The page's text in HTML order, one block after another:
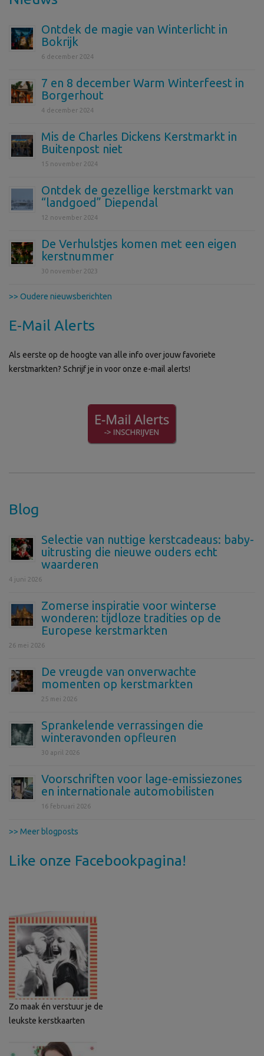
Ontdek de magie van Winterlicht in
Bokrijk
6 december 2024
7 en 8 december Warm Winterfeest in
Borgerhout
4 december 2024
Mis de Charles Dickens Kerstmarkt in
Buitenpost niet
15 november 2024
Ontdek de gezellige kerstmarkt van
“landgoed” Diependal
12 november 2024
De Verhulstjes komen met een eigen
kerstnummer
30 november 2023
>> Oudere nieuwsberichten
E-Mail Alerts
Als eerste op de hoogte van alle info over jouw favoriete
kerstmarkten? Schrijf je in voor onze e-mail alerts!
Blog
Selectie van nuttige kerstcadeaus: baby-
uitrusting die nieuwe ouders echt
waarderen
4 juni 2026
Zomerse inspiratie voor winterse
wonderen: tijdloze tradities op de
Europese kerstmarkten
26 mei 2026
De vreugde van onverwachte
momenten op kerstmarkten
25 mei 2026
Sprankelende verrassingen die
winteravonden opfleuren
30 april 2026
Voorschriften voor lage-emissiezones
en internationale automobilisten
16 februari 2026
>> Meer blogposts
Like onze Facebookpagina!
Zo maak én verstuur je de
leukste kerstkaarten